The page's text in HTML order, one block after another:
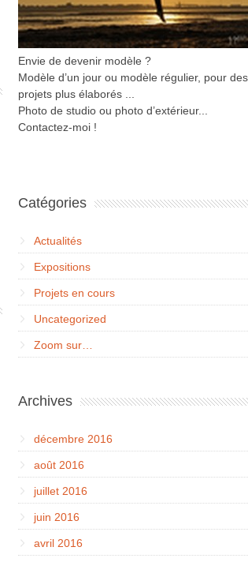
Envie de devenir modèle ?
Modèle d’un jour ou modèle régulier, pour des
projets plus élaborés ...
Photo de studio ou photo d’extérieur...
Contactez-moi !
Catégories
Actualités
Expositions
Projets en cours
Uncategorized
Zoom sur…
Archives
décembre 2016
août 2016
juillet 2016
juin 2016
avril 2016